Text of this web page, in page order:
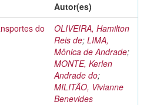
Autor(es)
do
OLIVEIRA, Hamilton
Reis de; LIMA,
Mônica de Andrade;
MONTE, Kerlen
Andrade do;
MILITÃO, Vivianne
Benevides